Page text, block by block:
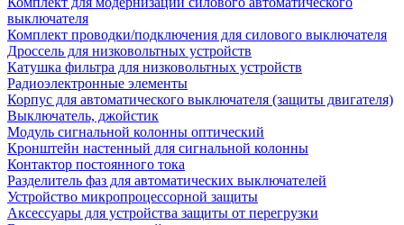
выключателя
Комплект проводки/подключения для силового выключателя
Дроссель для низковольтных устройств
Катушка фильтра для низковольтных устройств
Радиоэлектронные элементы
Корпус для автоматического выключателя (защиты двигателя)
Выключатель, джойстик
Модуль сигнальной колонны оптический
Кронштейн настенный для сигнальной колонны
Контактор постоянного тока
Разделитель фаз для автоматических выключателей
Устройство микропроцессорной защиты
Аксессуары для устройства защиты от перегрузки